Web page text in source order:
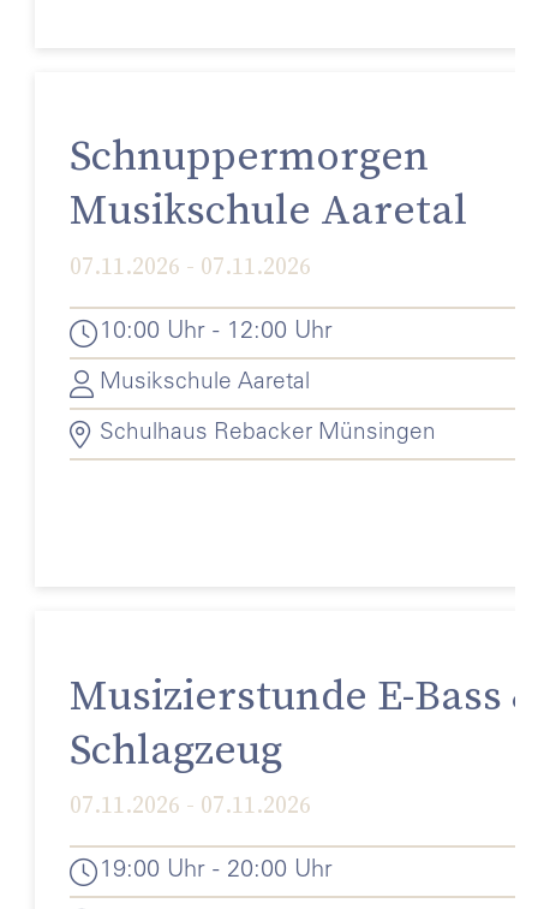
Schnuppermorgen
Musikschule Aaretal
07.11.2026 - 07.11.2026
10:00 Uhr - 12:00 Uhr
Musikschule Aaretal
Schulhaus Rebacker Münsingen
Musizierstunde E-Bass
Schlagzeug
07.11.2026 - 07.11.2026
19:00 Uhr - 20:00 Uhr